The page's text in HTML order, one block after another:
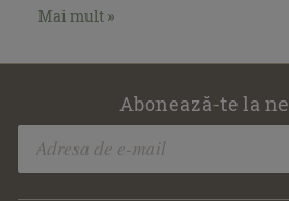
Mai mult »
Abonează-te la